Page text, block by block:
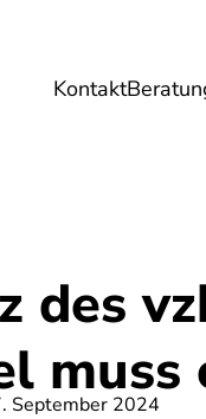
Kontakt
des
muss
September 2024